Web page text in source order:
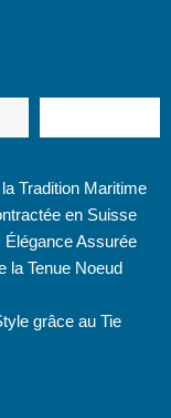
Tradition Maritime
en Suisse
Assurée
la Tenue Noeud
grâce au Tie